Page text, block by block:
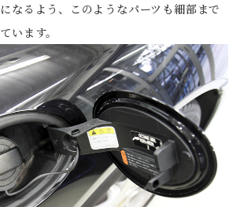
なるよう、このようなパーツも細部まで
います。